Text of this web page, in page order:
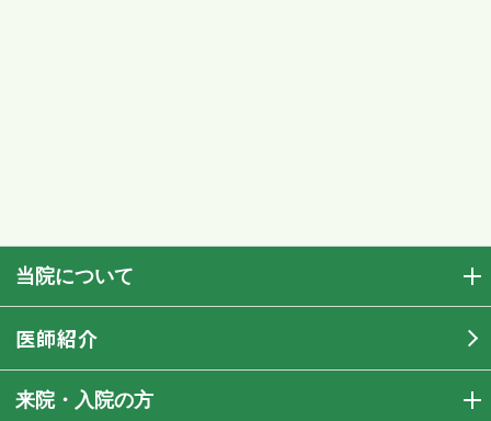
当院について
医師紹介
来院・入院の方